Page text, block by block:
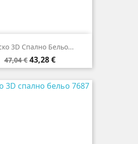
3D Спално Бельо...
Редовна
цена
47,04 € Цена
43,28 €